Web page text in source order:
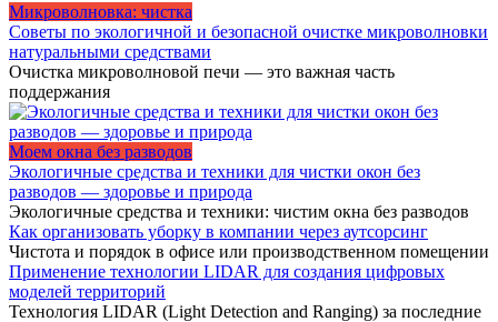
Микроволновка: чистка
Советы по экологичной и безопасной очистке микроволновки
натуральными средствами
Очистка микроволновой печи — это важная часть
поддержания
Моем окна без разводов
Экологичные средства и техники для чистки окон без
разводов — здоровье и природа
Экологичные средства и техники: чистим окна без разводов
Как организовать уборку в компании через аутсорсинг
Чистота и порядок в офисе или производственном помещении
Применение технологии LIDAR для создания цифровых
моделей территорий
Технология LIDAR (Light Detection and Ranging) за последние